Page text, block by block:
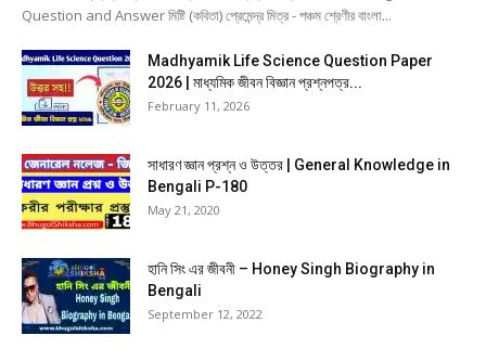
Question and Answer মিষ্টি (কবিতা) প্রেমেন্দ্র মিত্র - পঞ্চম শ্রেণীর বাংলা...
Madhyamik Life Science Question Paper
2026 | মাধ্যমিক জীবন বিজ্ঞান প্রশ্নপত্র...
February 11, 2026
সাধারণ জ্ঞান প্রশ্ন ও উত্তর | General Knowledge in
Bengali P-180
May 21, 2020
হানি সিং এর জীবনী – Honey Singh Biography in
Bengali
September 12, 2022